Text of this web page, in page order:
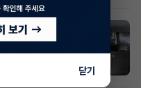
디젤 2운전자
닫기